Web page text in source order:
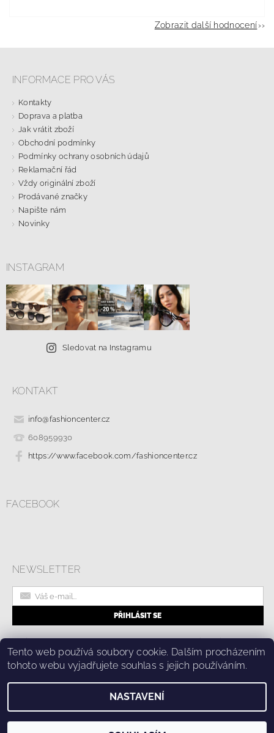
Zobrazit další hodnocení
INFORMACE PRO VÁS
Kontakty
Doprava a platba
Jak vrátit zboží
Obchodní podmínky
Podmínky ochrany osobních údajů
Reklamační řád
Vždy originální zboží
Prodávané značky
Napište nám
Novinky
INSTAGRAM
Sledovat na Instagramu
KONTAKT
info@fashioncenter.cz
608959930
https://www.facebook.com/fashioncenter.cz
FACEBOOK
NEWSLETTER
|
| Ochrana osobních údajů a cookies
2026 © Fashion Center, všechna práva vyhrazena
Tento web používá soubory cookie. Dalším procházením
tohoto webu vyjadřujete souhlas s jejich používáním.
NASTAVENÍ